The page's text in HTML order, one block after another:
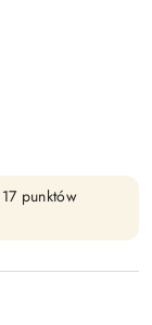
punktów